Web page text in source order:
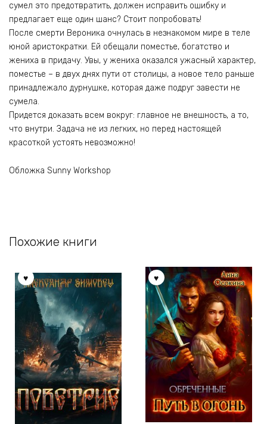
сумел это предотвратить, должен исправить ошибку и
предлагает еще один шанс? Стоит попробовать!
После смерти Вероника очнулась в незнакомом мире в теле
юной аристократки. Ей обещали поместье, богатство и
жениха в придачу. Увы, у жениха оказался ужасный характер,
поместье – в двух днях пути от столицы, а новое тело раньше
принадлежало дурнушке, которая даже подруг завести не
сумела.
Придется доказать всем вокруг: главное не внешность, а то,
что внутри. Задача не из легких, но перед настоящей
красоткой устоять невозможно!
Обложка Sunny Workshop
Похожие книги